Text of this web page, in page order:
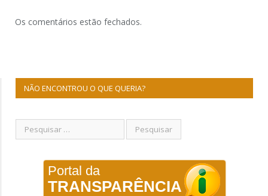
Os comentários estão fechados.
NÃO ENCONTROU O QUE QUERIA?
Portal da
TRANSPARÊNCIA